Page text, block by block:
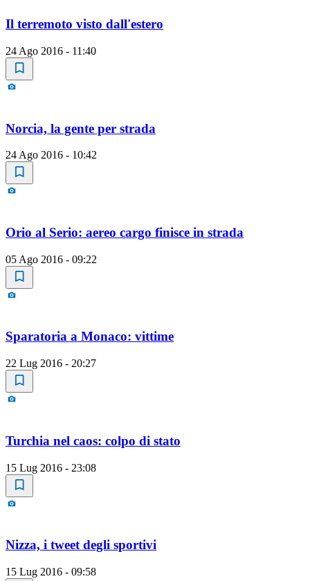
Il terremoto visto dall'estero
24 Ago 2016 - 11:40
Norcia, la gente per strada
24 Ago 2016 - 10:42
Orio al Serio: aereo cargo finisce in strada
05 Ago 2016 - 09:22
Sparatoria a Monaco: vittime
22 Lug 2016 - 20:27
Turchia nel caos: colpo di stato
15 Lug 2016 - 23:08
Nizza, i tweet degli sportivi
15 Lug 2016 - 09:58